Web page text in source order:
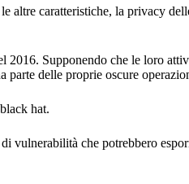
altre caratteristiche, la privacy
Supponendo che le loro
parte delle proprie oscure
hat.
vulnerabilità che potrebbero